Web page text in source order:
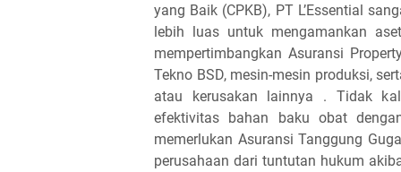
yang Baik (CPKB), PT L’Essential
lebih luas untuk mengamankan
mempertimbangkan Asuransi
Tekno BSD, mesin-mesin produksi,
atau kerusakan lainnya . Tidak
efektivitas bahan baku obat
memerlukan Asuransi Tanggung
perusahaan dari tuntutan hukum